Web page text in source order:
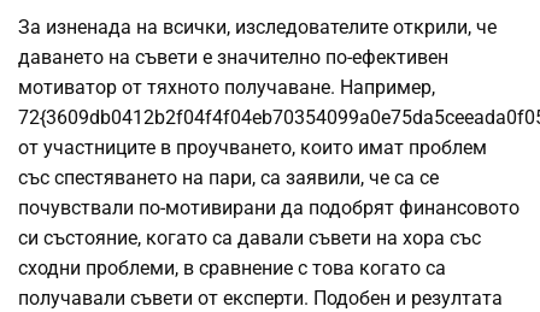
За изненада на всички, изследователите открили, че
даването на съвети е значително по-ефективен
мотиватор от тяхното получаване. Например,
от участниците в проучването, които имат проблем
със спестяването на пари, са заявили, че са се
почувствали по-мотивирани да подобрят финансовото
си състояние, когато са давали съвети на хора със
сходни проблеми, в сравнениe с това когато са
получавали съвети от експерти. Подобен и резултата